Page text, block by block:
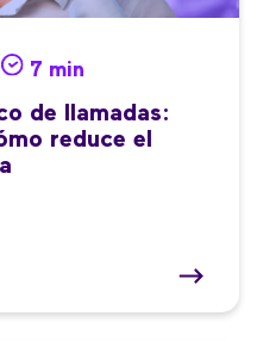
7 min
de llamadas:
reduce el